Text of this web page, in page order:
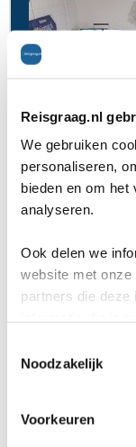
Reisgraag.nl
We gebruiken
personaliseren,
bieden en om het
analyseren.
Ook delen we
website met
partners die deze
Noodzakelijk
Voorkeuren
ANVR,
Veel